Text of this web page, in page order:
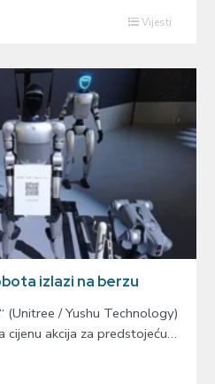
Vijesti
izlazi na berzu
(Unitree / Yushu Technology)
cijenu akcija za predstojeću…